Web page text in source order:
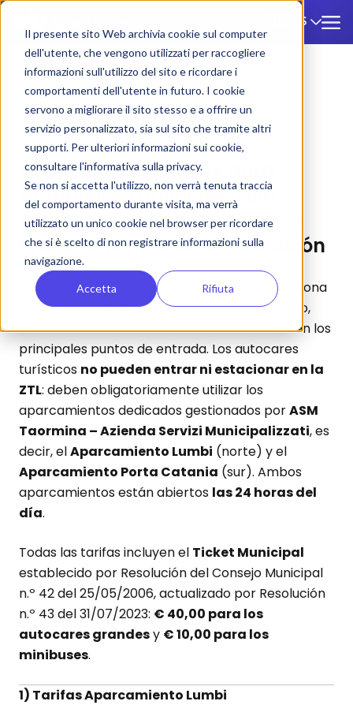
Il presente sito Web archivia cookie sul computer
dell'utente, che vengono utilizzati per raccogliere
informazioni sull'utilizzo del sito e ricordare i
comportamenti dell'utente in futuro. I cookie
servono a migliorare il sito stesso e a offrire un
servizio personalizzato, sia sul sito che tramite altri
supporti. Per ulteriori informazioni sui cookie,
consultare l'informativa sulla privacy.
Se non si accetta l'utilizzo, non verrà tenuta traccia
del comportamento durante visita, ma verrà
utilizzato un unico cookie nel browser per ricordare
che si è scelto di non registrare informazioni sulla
navigazione.
Accetta Rifiuta
ES
Taormina
Taormina
ZTL y Aparcamientos para
Autobuses Turísticos: Guía
Completa de Tarifas, Zonas y
Procedimientos de Autorización
El Municipio de Taormina ha establecido una Zona
de Tráfico Limitado (ZTL) en el centro histórico,
con barreras móviles de acceso controlado en los
principales puntos de entrada. Los autocares
turísticos no pueden entrar ni estacionar en la
ZTL: deben obligatoriamente utilizar los
aparcamientos dedicados gestionados porASM
Taormina – Azienda Servizi Municipalizzati, es
decir, elAparcamiento Lumbi (norte) y el
Aparcamiento Porta Catania (sur). Ambos
aparcamientos están abiertos las 24 horas del
día.
Todas las tarifas incluyen el Ticket Municipal
establecido por Resolución del Consejo Municipal
n.º 42 del 25/05/2006, actualizado por Resolución
n.º 43 del 31/07/2023: € 40,00 para los
autocares grandesy € 10,00 para los
minibuses.
1) Tarifas Aparcamiento Lumbi